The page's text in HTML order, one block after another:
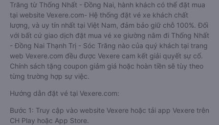
Trăng từ Thống Nhất - Đồng Nai, hành khách có thể đặt mua
tại website Vexere.com- Hệ thống đặt vé xe khách chất
lượng, và uy tín nhất tại Việt Nam, đảm bảo giữ chỗ 100%. Đối
với bất cứ giao dịch đặt mua vé xe giường nằm đi Thống Nhất
- Đồng Nai Thạnh Trị - Sóc Trăng nào của quý khách tại trang
web Vexere.com đều được Vexere cam kết giải quyết sự cố.
Chính sách tặng coupon giảm giá hoặc hoàn tiền sẽ tùy theo
từng trường hợp sự việc.
Hướng dẫn đặt vé tại Vexere.com:
Bước 1: Truy cập vào website Vexere hoặc tải app Vexere trên
CH Play hoặc App Store.